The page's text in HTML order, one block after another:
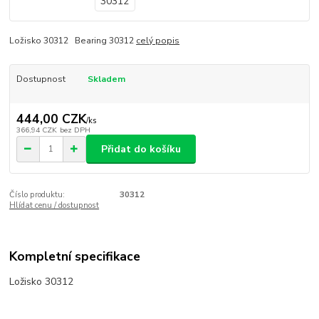
Ložisko 30312 Bearing 30312 celý popis
Dostupnost Skladem
444,00 CZK/ks
366,94 CZK bez DPH
Přidat do košíku
Číslo produktu:
30312
Hlídat cenu / dostupnost
Kompletní specifikace
Ložisko 30312